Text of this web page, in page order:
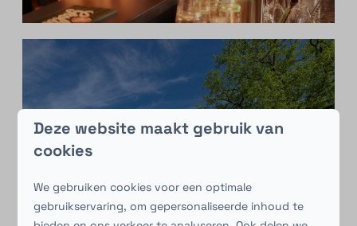
Deze website maakt gebruik van
cookies
We gebruiken cookies voor een optimale
gebruikservaring, om gepersonaliseerde inhoud te